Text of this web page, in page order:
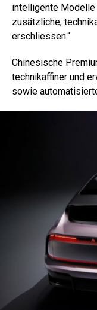
intelligente Modelle
zusätzliche,
erschliessen.“
Chinesische
technikaffiner und
sowie